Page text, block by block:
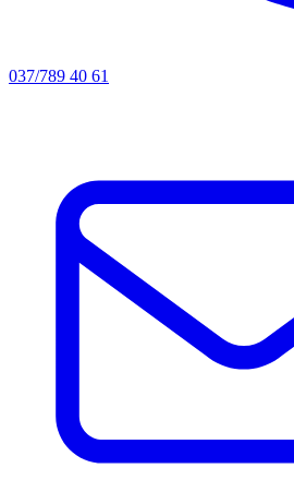
037/789 40 61